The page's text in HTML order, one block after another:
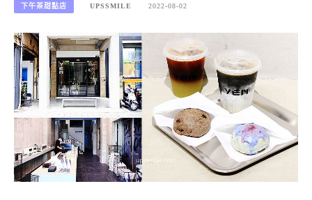
下午茶甜點店 UPSSMILE 2022-08-02